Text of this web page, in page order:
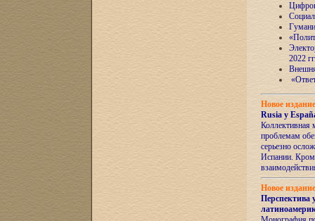
2022
Новое
Rusia y
Коллективная
проблемам
серьезно
Испании.
Новое
Перспектива